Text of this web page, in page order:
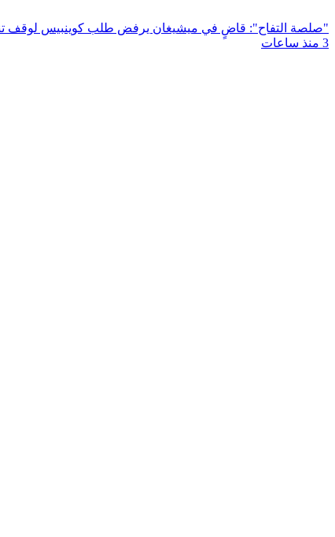
"صلصة التفاح": قاضٍ في ميشيغان يرفض طلب كوينبيس لوقف تنفيذ
3 منذ ساعات